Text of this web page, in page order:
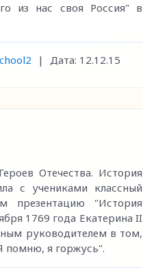
из нас своя Россия" в
| Дата: 12.12.15
Отечества. История
с учениками классный
презентацию "История
1769 года Екатерина II
руководителем в том,
помню, я горжусь".